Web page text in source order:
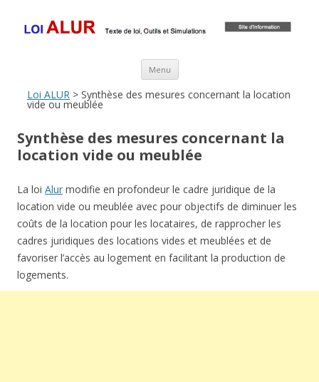
Loi ALUR
ALUR
Menu Aller au contenu principal
Loi ALUR > Synthèse des mesures concernant la location
vide ou meublée
Synthèse des mesures concernant la
location vide ou meublée
La loi Alur modifie en profondeur le cadre juridique de la
location vide ou meublée avec pour objectifs de diminuer les
coûts de la location pour les locataires, de rapprocher les
cadres juridiques des locations vides et meublées et de
favoriser l’accès au logement en facilitant la production de
logements.